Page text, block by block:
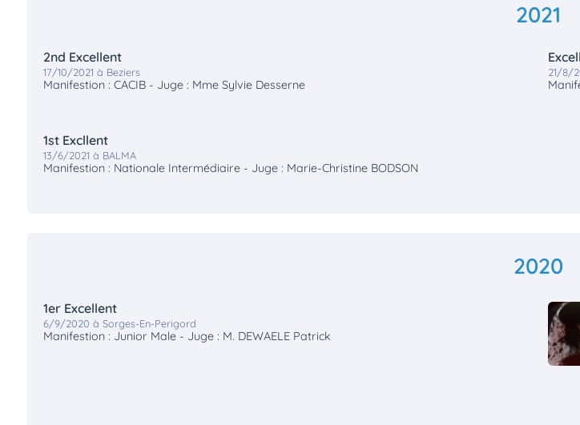
2021
2nd Excellent
17/10/2021 à Beziers
Manifestion : CACIB - Juge : Mme Sylvie Desserne
21/8/
1st Excllent
13/6/2021 à BALMA
Manifestion : Nationale Intermédiaire - Juge : Marie-Christine BODSON
2020
1er Excellent
6/9/2020 à Sorges-En-Perigord
Manifestion : Junior Male - Juge : M. DEWAELE Patrick